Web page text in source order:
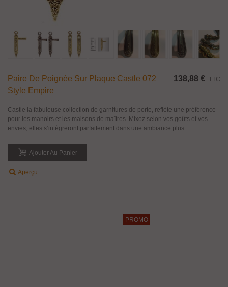
Paire De Poignée Sur Plaque Castle 072
Style Empire
138,88 € TTC
Castle la fabuleuse collection de garnitures de porte, reflète une préférence
pour les manoirs et les maisons de maîtres. Mixez selon vos goûts et vos
envies, elles s’intègreront parfaitement dans une ambiance plus...
Ajouter Au Panier
Aperçu
PROMO